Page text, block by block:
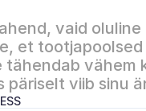
vaid
et
vähem
päriselt viib sinu